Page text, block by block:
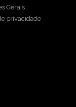
Gerais
privacidade